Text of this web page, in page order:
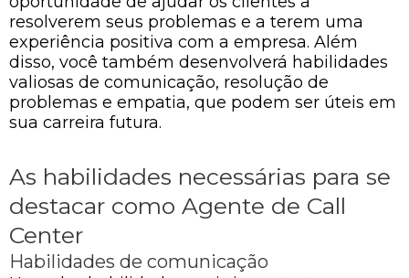
resolverem seus problemas e a terem uma
experiência positiva com a empresa. Além
disso, você também desenvolverá habilidades
valiosas de comunicação, resolução de
problemas e empatia, que podem ser úteis em
sua carreira futura.
As habilidades necessárias para se
destacar como Agente de Call
Center
Habilidades de comunicação